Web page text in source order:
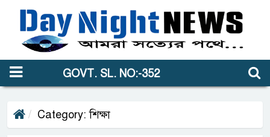
GOVT. SL. NO:-352
Category: শিক্ষা